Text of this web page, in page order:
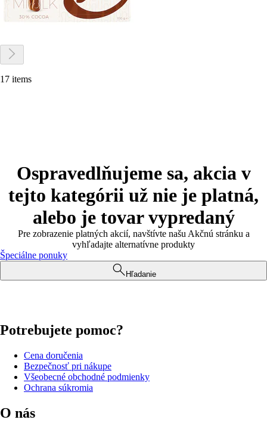
17 items
Ospravedlňujeme sa, akcia v
tejto kategórii už nie je platná,
alebo je tovar vypredaný
Pre zobrazenie platných akcií, navštívte našu Akčnú stránku a
vyhľadajte alternatívne produkty
Špeciálne ponuky
Hľadanie
Potrebujete pomoc?
Cena doručenia
Bezpečnosť pri nákupe
Všeobecné obchodné podmienky
Ochrana súkromia
O nás